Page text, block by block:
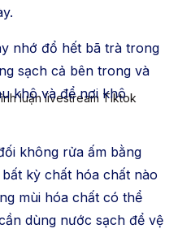
luận livestream Tiktok
nhớ đổ hết bã trà trong
sạch cả bên trong và
khô và để nơi khô
không rửa ấm bằng
kỳ chất hóa chất nào
mùi hóa chất có thể
dùng nước sạch để vệ